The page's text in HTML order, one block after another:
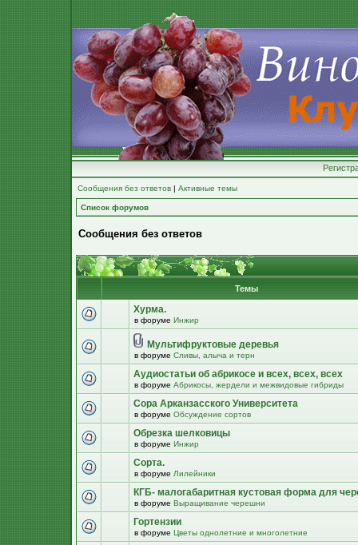
Сообщения без ответов | Активные темы
Список форумов
Сообщения без ответов
Темы
Хурма.
в форуме Инжир
Мультифруктовые деревья
в форуме Сливы, алыча и терн
Аудиостатьи об абрикосе и всех, всех, всех
в форуме Абрикосы, жердели и межвидовые гибриды
Сора Арканзасского Университета
в форуме Обсуждение сортов
Обрезка шелковицы
в форуме Инжир
Сорта.
в форуме Лилейники
КГБ- малогабаритная кустовая форма для
в форуме Выращивание черешни
Гортензии
в форуме Цветы однолетние и многолетние